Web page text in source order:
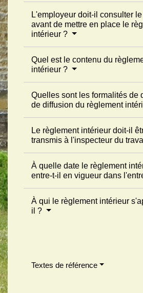
L'employeur doit-il consulter
avant de mettre en place le
intérieur ?
Quel est le contenu du
intérieur ?
Quelles sont les formalités de
de diffusion du règlement
Le règlement intérieur doit-il
transmis à l'inspecteur du
À quelle date le règlement
entre-t-il en vigueur dans
À qui le règlement intérieur
il ?
Textes de référence